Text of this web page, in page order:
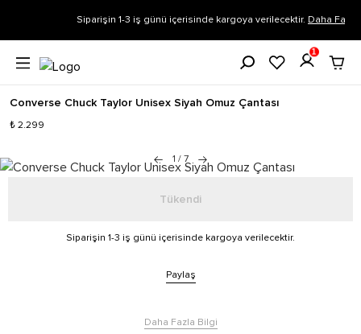
Siparişin 1-3 iş günü içerisinde kargoya verilecektir.Daha Fazla Bilgi
1
Converse Chuck Taylor Unisex Siyah Omuz Çantası
₺ 2.299
1 / 7
Tükendi
Siparişin 1-3 iş günü içerisinde kargoya verilecektir.
Paylaş
Daha Fazla Bilgi